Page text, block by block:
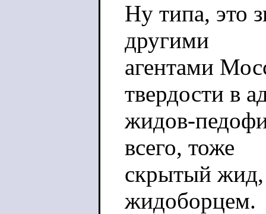
Ну типа, это
другими
агентами
твердости в
жидов-
всего, тоже
скрытый жид,
жидоборцем.